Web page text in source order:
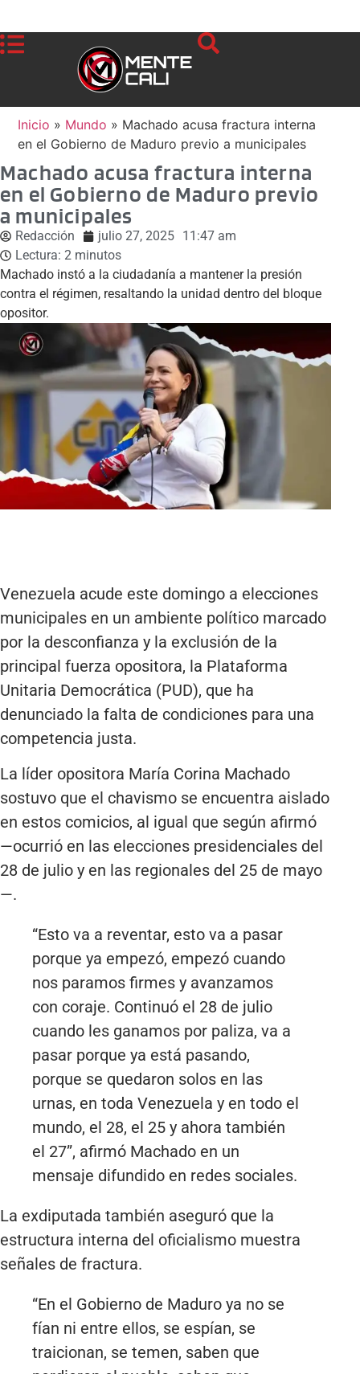
Inicio » Mundo » Machado acusa fractura interna
en el Gobierno de Maduro previo a municipales
Machado acusa fractura interna
en el Gobierno de Maduro previo
a municipales
Redacción julio 27, 2025 11:47 am
Lectura: 2 minutos
Machado instó a la ciudadanía a mantener la presión
contra el régimen, resaltando la unidad dentro del bloque
opositor.
Venezuela acude este domingo a elecciones
municipales en un ambiente político marcado
por la desconfianza y la exclusión de la
principal fuerza opositora, la Plataforma
Unitaria Democrática (PUD), que ha
denunciado la falta de condiciones para una
competencia justa.
La líder opositora María Corina Machado
sostuvo que el chavismo se encuentra aislado
en estos comicios, al igual que según afirmó
—ocurrió en las elecciones presidenciales del
28 de julio y en las regionales del 25 de mayo
—.
“Esto va a reventar, esto va a pasar
porque ya empezó, empezó cuando
nos paramos firmes y avanzamos
con coraje. Continuó el 28 de julio
cuando les ganamos por paliza, va a
pasar porque ya está pasando,
porque se quedaron solos en las
urnas, en toda Venezuela y en todo el
mundo, el 28, el 25 y ahora también
el 27”, afirmó Machado en un
mensaje difundido en redes sociales.
La exdiputada también aseguró que la
estructura interna del oficialismo muestra
señales de fractura.
“En el Gobierno de Maduro ya no se
fían ni entre ellos, se espían, se
traicionan, se temen, saben que